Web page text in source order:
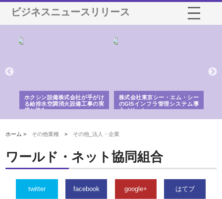
ビジネスニュースリリース
ホクシン設備株式会社が手がけ
る給排水空調消火設備工事の実
績と強み
株式会社東京シー・エム・シー
のGISインフラ管理システム導
入メリット
ホーム > その他業種 > その他_法人・企業
ワールド・ネット協同組合
twitter facebook google+ はてブ